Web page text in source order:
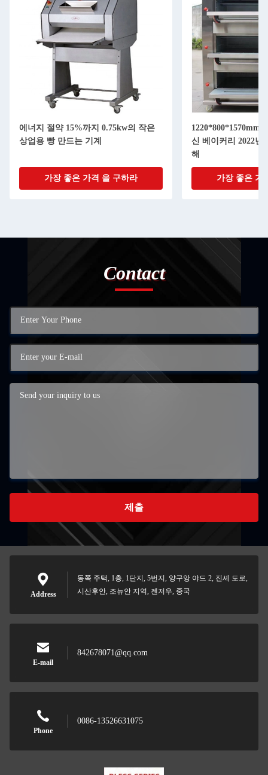
에너지 절약 15%까지 0.75kw의 작은
상업용 빵 만드는 기계
가장 좋은 가격 을 구하라
1220*800*1570mm
신 베이커리 2022년
해
가장 좋은 가
Contact
제출
Address
동쪽 주택, 1층, 1단지, 5번지, 양구앙 야드 2, 진셰 도로,
시산후안, 조뉴안 지역, 젠저우, 중국
E-mail
842678071@qq.com
Phone
0086-13526631075